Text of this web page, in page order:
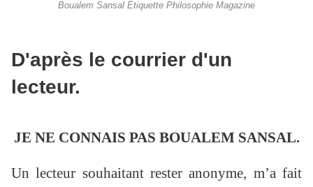
Boualem Sansal Étiquette Philosophie Magazine
D'après le courrier d'un
lecteur.
JE NE CONNAIS PAS BOUALEM SANSAL.
Un lecteur souhaitant rester anonyme, m’a fait